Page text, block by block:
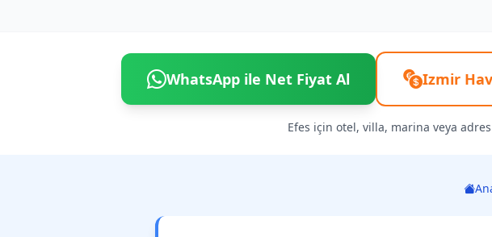
WhatsApp ile Net Fiyat Al Izmir
Efes için otel, villa, marina veya adres